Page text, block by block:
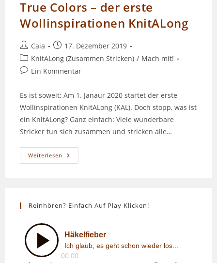
True Colors – der erste
Wollinspirationen KnitALong
Beitrags-
Autor:
Caia
Beitrag
veröffentlicht:
17. Dezember 2019
Beitrags-
Kategorie:
KnitALong (Zusammen Stricken) / Mach mit!
Beitrags-
Ein Kommentar
Es ist soweit: Am 1. Janaur 2020 startet der erste
Wollinspirationen KnitALong (KAL). Doch stopp, was ist
ein KnitALong? Ganz einfach: Viele wunderbare
Stricker tun sich zusammen und stricken alle…
Weiterlesen True
Colors
Reinhören? Einfach Auf Play Klicken!